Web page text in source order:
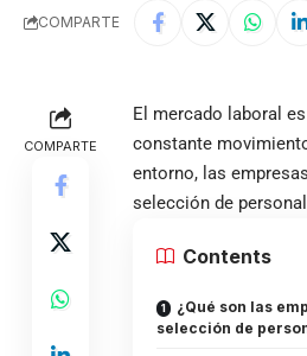
COMPARTE
COMPARTE
El mercado laboral
constante
entorno, las
selección de personal
Contents
¿Qué son las
selección de